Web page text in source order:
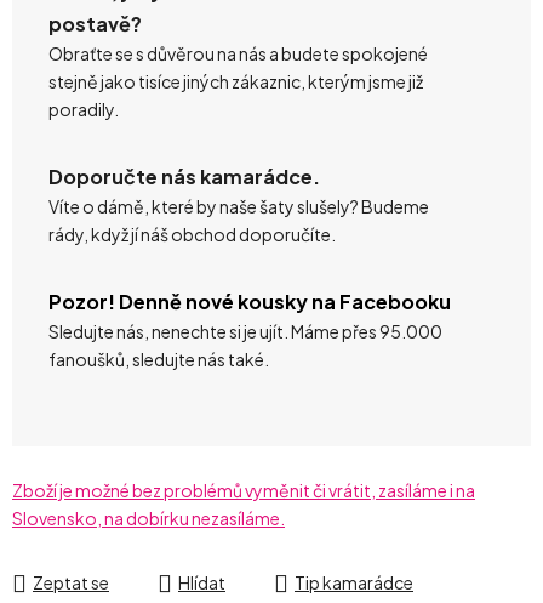
postavě?
Obraťte se s důvěrou na nás a budete spokojené
stejně jako tisíce jiných zákaznic, kterým jsme již
poradily.
Doporučte nás kamarádce.
Víte o dámě, které by naše šaty slušely? Budeme
rády, když jí náš obchod doporučíte.
Pozor! Denně nové kousky na Facebooku
Sledujte nás, nenechte si je ujít. Máme přes 95.000
fanoušků, sledujte nás také.
Zboží je možné bez problémů vyměnit či vrátit, zasíláme i na
Slovensko, na dobírku nezasíláme.
Zeptat se Hlídat Tip kamarádce